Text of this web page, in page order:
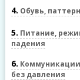
4 Обувь,
5 Питание,
падения
6
без давления